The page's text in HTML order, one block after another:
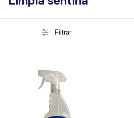
Filtrar